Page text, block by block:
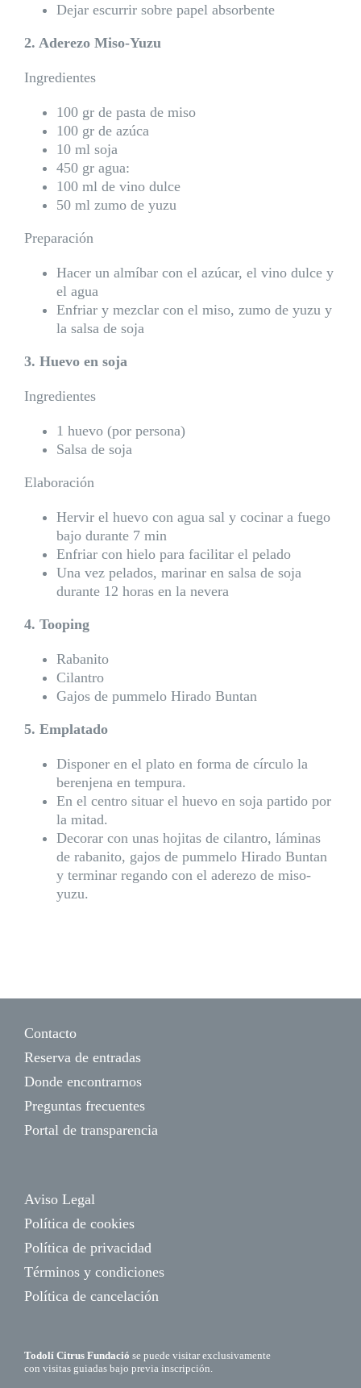
Dejar escurrir sobre papel absorbente
2. Aderezo Miso-Yuzu
Ingredientes
100 gr de pasta de miso
100 gr de azúca
10 ml soja
450 gr agua:
100 ml de vino dulce
50 ml zumo de yuzu
Preparación
Hacer un almíbar con el azúcar, el vino dulce y
el agua
Enfriar y mezclar con el miso, zumo de yuzu y
la salsa de soja
3. Huevo en soja
Ingredientes
1 huevo (por persona)
Salsa de soja
Elaboración
Hervir el huevo con agua sal y cocinar a fuego
bajo durante 7 min
Enfriar con hielo para facilitar el pelado
Una vez pelados, marinar en salsa de soja
durante 12 horas en la nevera
4. Tooping
Rabanito
Cilantro
Gajos de pummelo Hirado Buntan
5. Emplatado
Disponer en el plato en forma de círculo la
berenjena en tempura.
En el centro situar el huevo en soja partido por
la mitad.
Decorar con unas hojitas de cilantro, láminas
de rabanito, gajos de pummelo Hirado Buntan
y terminar regando con el aderezo de miso-
yuzu.
Contacto
Reserva de entradas
Donde encontrarnos
Preguntas frecuentes
Portal de transparencia
Aviso Legal
Política de cookies
Política de privacidad
Términos y condiciones
Política de cancelación
Todolí Citrus Fundació se puede visitar exclusivamente
con visitas guiadas bajo previa inscripción.